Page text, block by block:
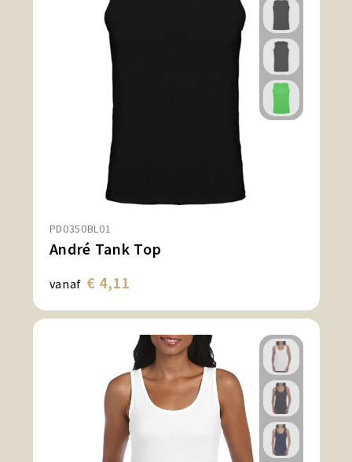
PD0350BL01
André Tank Top
vanaf € 4,11